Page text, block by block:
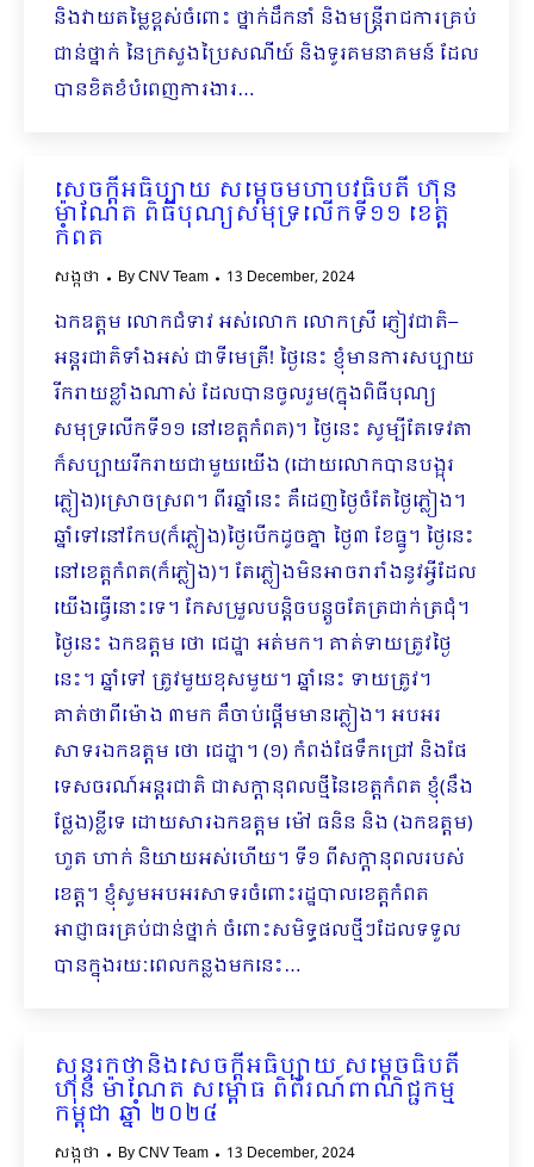
និងវាយតម្លៃខ្ពស់ចំពោះ ថ្នាក់ដឹកនាំ និងមន្ត្រីរាជការគ្រប់
ជាន់ថ្នាក់ នៃក្រសួងប្រៃសណីយ៍ និងទូរគមនាគមន៍ ដែល
បានខិតខំបំពេញការងារ…
សេចក្តីអធិប្បាយ សម្តេចមហាបវធិបតី ហ៊ុន
ម៉ាណែត ពិធីបុណ្យសមុទ្រលើកទី១១ ខេត្ត
កំពត
សង្កថា ByCNV Team 13 December, 2024
ឯកឧត្ដម លោកជំទាវ អស់លោក លោកស្រី ភ្ញៀវជាតិ–
អន្តរជាតិទាំងអស់ ជាទីមេត្រី! ថ្ងៃនេះ ខ្ញុំមានការសប្បាយ
រីករាយខ្លាំងណាស់ ដែលបានចូលរួម(ក្នុងពិធីបុណ្យ
សមុទ្រលើកទី១១ នៅខេត្តកំពត)។ ថ្ងៃនេះ សូម្បីតែទេវតា
ក៏សប្បាយរីករាយជាមួយយើង (ដោយលោកបានបង្អុរ
ភ្លៀង)ស្រោចស្រព។ ពីរឆ្នាំនេះ គឺដេញថ្ងៃចំតែថ្ងៃភ្លៀង។
ឆ្នាំទៅនៅកែប(ក៏ភ្លៀង)ថ្ងៃបើកដូចគ្នា ថ្ងៃ៣ ខែធ្នូ។ ថ្ងៃនេះ
នៅខេត្តកំពត​(ក៏ភ្លៀង)។ តែភ្លៀងមិនអាចរារាំងនូវអ្វីដែល
យើងធ្វើនោះទេ។ កែសម្រួលបន្តិចបន្តួចតែត្រជាក់ត្រជុំ។
ថ្ងៃនេះ ឯកឧត្ដម ថោ ជេដ្ឋា អត់មក។ គាត់ទាយត្រូវថ្ងៃ
នេះ។ ​ឆ្នាំទៅ ត្រូវមួយខុសមួយ។ ឆ្នាំនេះ ទាយត្រូវ។
គាត់ថាពីម៉ោង ៣មក គឺចាប់ផ្ដើមមានភ្លៀង។ អបអរ
សាទរឯកឧត្ដម ថោ ជេដ្ឋា។ (១) កំពង់ផែទឹកជ្រៅ និងផែ
ទេសចរណ៍អន្តរជាតិ ជាសក្តានុពលថ្មីនៃខេត្តកំពត ខ្ញុំ(នឹង
ថ្លែង)ខ្លីទេ ដោយសារឯកឧត្ដម ម៉ៅ ធនិន និង (ឯកឧត្តម)
ហួត ហាក់ និយាយអស់ហើយ។ ទី១ ពីសក្ដានុពលរបស់
ខេត្ត។ ខ្ញុំសូមអបអរសាទរចំពោះរដ្ឋបាលខេត្តកំពត
អាជ្ញាធរគ្រប់ជាន់ថ្នាក់ ចំពោះសមិទ្ធផលថ្មីៗដែលទទួល
បានក្នុងរយៈពេលកន្លងមកនេះ…
សុន្ទរកថានិងសេចក្ដីអធិប្បាយ សម្ដេចធិបតី
ហ៊ុន ម៉ាណែត សម្ពោធ ពិព័រណ៍ពាណិជ្ជកម្ម
កម្ពុជា ឆ្នាំ ២០២៤
សង្កថា ByCNV Team 13 December, 2024